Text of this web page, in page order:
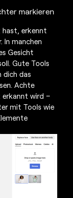
markieren
hast, erkennt
In manchen
Gesicht
Gute Tools
dich das
Achte
erkannt wird –
mit Tools wie